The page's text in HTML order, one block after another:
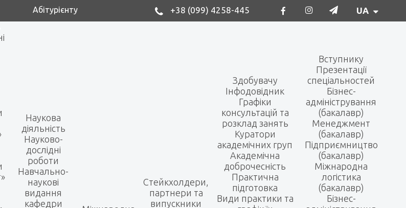
Абітурієнту +38 (099) 4258-445 UA
Наукова
діяльність
Науково-
дослідні
роботи
Навчально-
наукові
видання
кафедри
Стейкхолдери,
партнери та
випускники
Здобувачу
Інфодовідник
Графіки
консультацій та
розклад занять
Куратори
академічних груп
Академічна
доброчесність
Практична
підготовка
Види практики та
Вступнику
Презентації
спеціальностей
Бізнес-
адміністрування
(бакалавр)
Менеджмент
(бакалавр)
Підприємництво
(бакалавр)
Міжнародна
логістика
(бакалавр)
Бізнес-